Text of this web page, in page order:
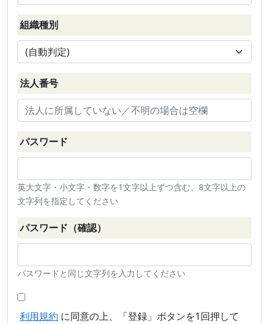
組織種別
法人番号
パスワード
英大文字・小文字・数字を1文字以上ずつ含む、8文字以上の
文字列を指定してください
パスワード（確認）
パスワードと同じ文字列を入力してください
利用規約 に同意の上、「登録」ボタンを1回押して